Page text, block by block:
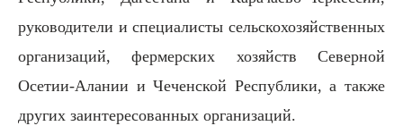
руководители и специалисты сельскохозяйственных
организаций, фермерских хозяйств Северной
Осетии-Алании и Чеченской Республики, а также
других заинтересованных организаций.